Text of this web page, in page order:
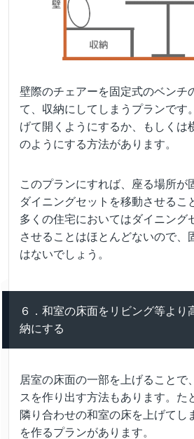
壁際のチェアーを固定式のベンチ
て、収納にしてしまうプランです
げて開くようにするか、もしくは
のようにする方法があります。
このプランにすれば、座る場所が
ダイニングセットを移動させるこ
多くの住宅においてはダイニング
させることはほとんどないので、
はないでしょう。
６．和室の床面をリビング等より
納にする
居室の床面の一部を上げることで
スを作り出す方法もあります。た
隣り合わせの和室の床を上げてし
を作るプランがあります。